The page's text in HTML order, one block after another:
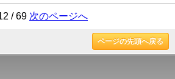
/ 69 次のページへ
ページの先頭へ戻る